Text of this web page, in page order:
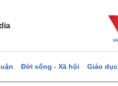
Đời sống - Xã hội Giáo dục